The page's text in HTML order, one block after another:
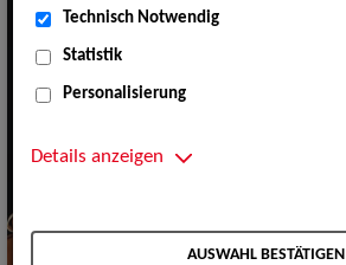
Technisch Notwendig
Statistik
Personalisierung
Details anzeigen
AUSWAHL BESTÄTIGEN